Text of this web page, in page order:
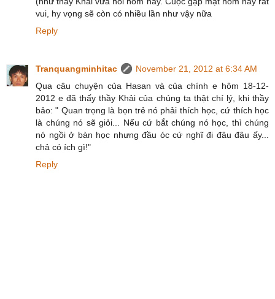
vui, hy vọng sẽ còn có nhiều lần như vậy nữa
Reply
Tranquangminhitac
November 21, 2012 at 6:34 AM
Qua câu chuyện của Hasan và của chính e hôm 18-12-
2012 e đã thấy thầy Khải của chúng ta thật chí lý, khi thầy
bảo: " Quan trọng là bọn trẻ nó phải thích học, cứ thích học
là chúng nó sẽ giỏi... Nếu cứ bắt chúng nó học, thì chúng
nó ngồi ở bàn học nhưng đầu óc cứ nghĩ đi đâu đâu ấy...
chả có ích gì!"
Reply